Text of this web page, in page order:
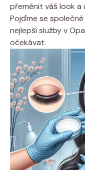
přeměnit váš look a
Pojďme se
nejlepší služby v
očekávat.